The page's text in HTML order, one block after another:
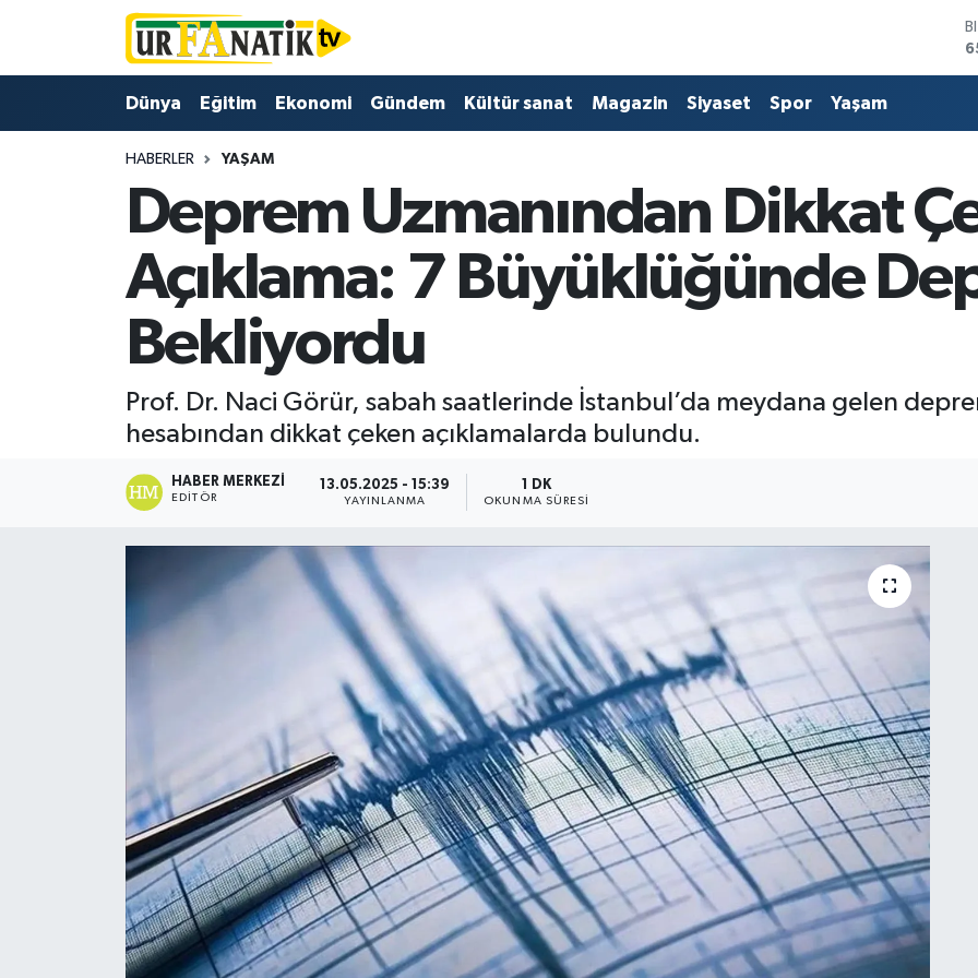
Dünya Eğitim Ekonomi Gündem Kültür sanat Magazin Siyaset Spor Yaşam
HABERLER YAŞAM
Deprem Uzmanından Dikkat
Açıklama: 7 Büyüklüğünde
Bekliyordu
Prof. Dr. Naci Görür, sabah saatlerinde İstanbul’da meydana gelen
hesabından dikkat çeken açıklamalarda bulundu.
HABER MERKEZI
EDITÖR
13.05.2025 - 15:39
YAYINLANMA
1 DK
OKUNMA SÜRESI
Süper Lig Puan Durumu ve Fikstür
Tüm Manşetler
Son Dakika Haberleri
Haber Arşivi